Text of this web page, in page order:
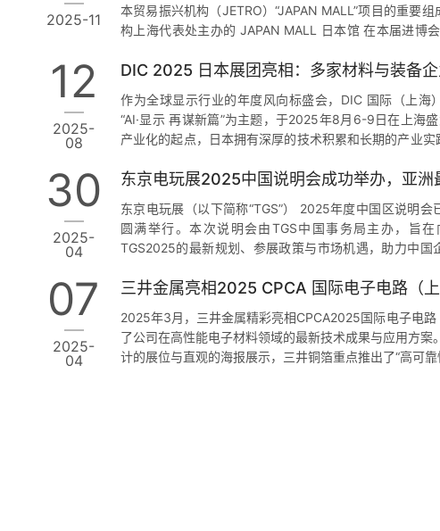
2025-11
本贸易振兴机构（JETRO）“JAPAN MALL”项目的重要
构上海代表处主办的 JAPAN MALL 日本馆 在本届进博
本馆在展示形式上更加注重体验与互动。除了酒类与食品
呈现日…
12
2025-
08
DIC 2025 日本展团亮相：多家材料与装备
作为全球显示行业的年度风向标盛会，DIC 国际（上海
“AI·显示 再谋新篇”为主题，于2025年8月6-9日在上海
产业化的起点，日本拥有深厚的技术积累和长期的产业实
供应等方面拥有众多合作机遇。本届日本展团由多家日本
制作所、KOBELCO、Quar…
30
2025-
04
东京电玩展（以下简称“TGS”） 2025年度中国区说明会
圆满举行。本次说明会由TGS中国事务局主办，旨
TGS2025的最新规划、参展政策与市场机遇，助力中国
副秘书长姚琪亿出席并致辞。两位领导一致表示，游戏产
建平台，支持优秀游戏企业通过TGS这样的国际级…
07
2025-
04
三井金属亮相2025 CPCA 国际电子电路（
2025年3月，三井金属精彩亮相CPCA2025国际电子电
了公司在高性能电子材料领域的最新技术成果与应用方案
计的展位与直观的海报展示，三井铜箔重点推出了“高可靠
延展性及耐腐蚀性能方面的技术突破。 展位现场吸引了